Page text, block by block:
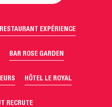
RESTAURANT EXPÉRIENCE
BAR ROSE GARDEN
HÔTEL LE ROYAL
RECRUTE